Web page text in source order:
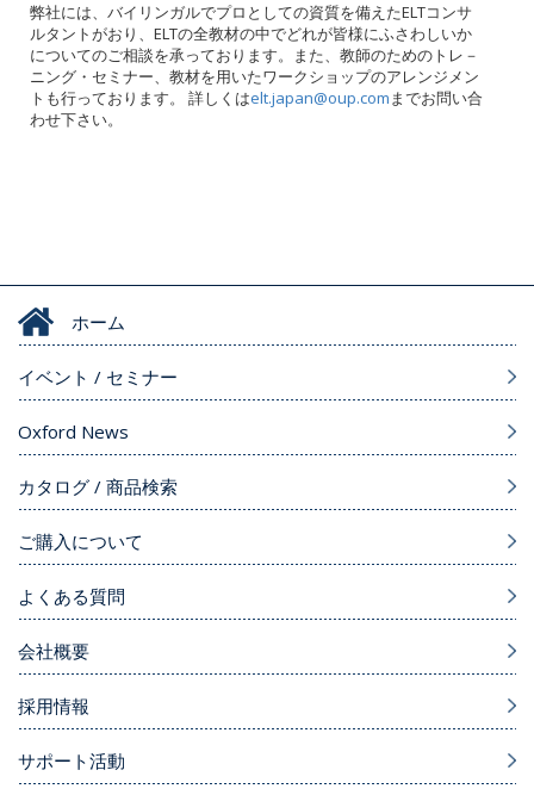
弊社には、バイリンガルでプロとしての資質を備えたELTコンサ
ルタントがおり、ELTの全教材の中でどれが皆様にふさわしいか
についてのご相談を承っております。また、教師のためのトレ－
ニング・セミナー、教材を用いたワークショップのアレンジメン
トも行っております。 詳しくはelt.japan@oup.comまでお問い合
わせ下さい。
ホーム
イベント / セミナー
Oxford News
カタログ / 商品検索
ご購入について
よくある質問
会社概要
採用情報
サポート活動